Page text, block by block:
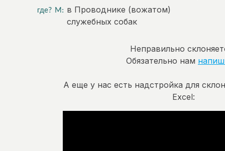
где? М: в Проводнике (вожатом)
служебных собак
Неправильно
Обязательно нам
А еще у нас есть надстройка для
Excel: